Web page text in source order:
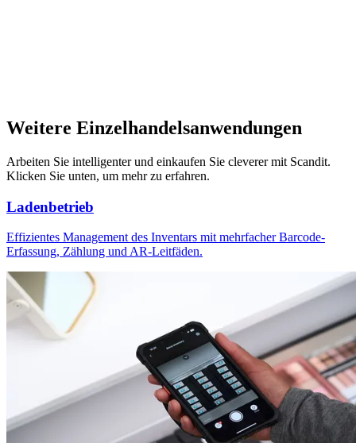
Weitere Einzelhandelsanwendungen
Arbeiten Sie intelligenter und einkaufen Sie cleverer mit Scandit.
Klicken Sie unten, um mehr zu erfahren.
Ladenbetrieb
Effizientes Management des Inventars mit mehrfacher Barcode-
Erfassung, Zählung und AR-Leitfäden.